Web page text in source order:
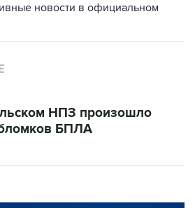
новости в официальном
НПЗ произошло
БПЛА